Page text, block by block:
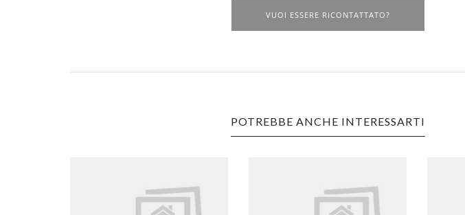
VUOI ESSERE RICONTATTATO?
POTREBBE ANCHE INTERESSARTI